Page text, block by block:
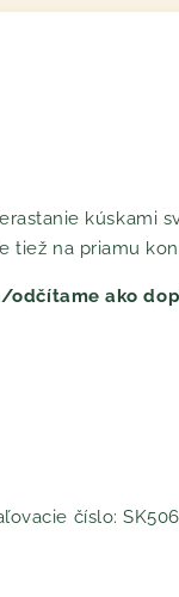
kúskami
tiež na priamu
odčítame ako
číslo: